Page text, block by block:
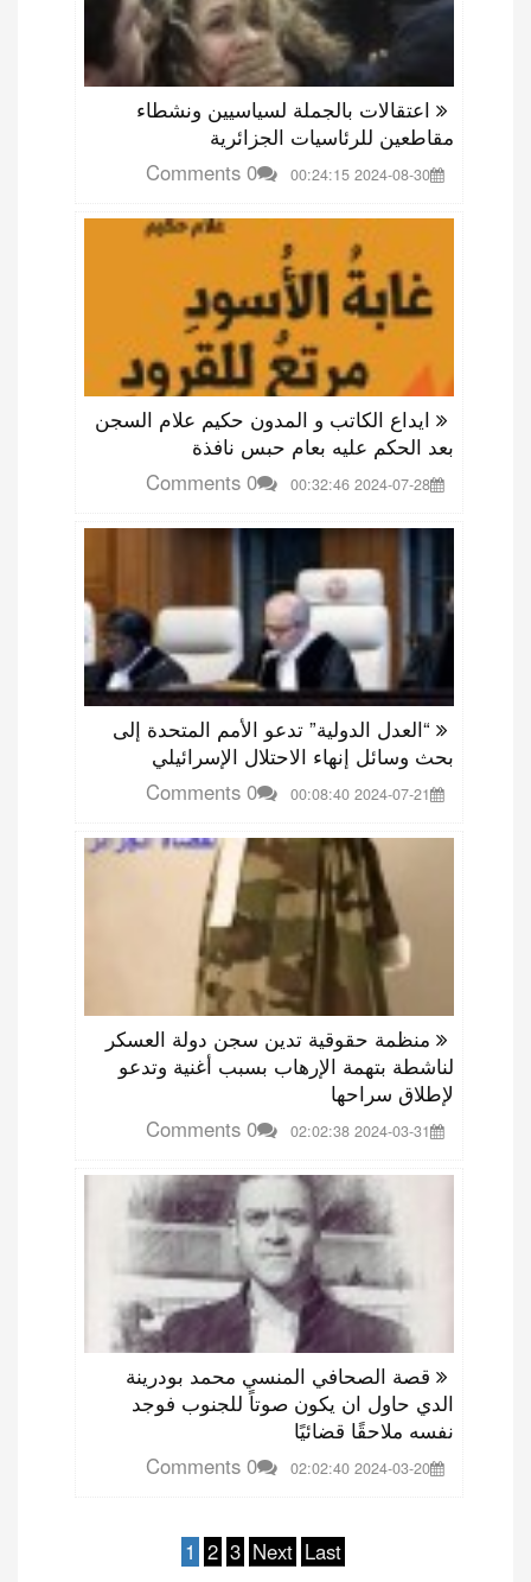
اعتقالات بالجملة لسياسيين ونشطاء
مقاطعين للرئاسيات الجزائرية
2024-08-30 00:24:15
0 Comments
ايداع الكاتب و المدون حكيم علام السجن
بعد الحكم عليه بعام حبس نافذة
2024-07-28 00:32:46
0 Comments
“العدل الدولية” تدعو الأمم المتحدة إلى
بحث وسائل إنهاء الاحتلال الإسرائيلي
2024-07-21 00:08:40
0 Comments
منظمة حقوقية تدين سجن دولة العسكر
لناشطة بتهمة الإرهاب بسبب أغنية وتدعو
لإطلاق سراحها
2024-03-31 02:02:38
0 Comments
قصة الصحافي المنسي محمد بودرينة
الدي حاول ان يكون صوتاً للجنوب فوجد
نفسه ملاحقًا قضائيًا
2024-03-20 02:02:40
0 Comments
1 2 3 Next Last